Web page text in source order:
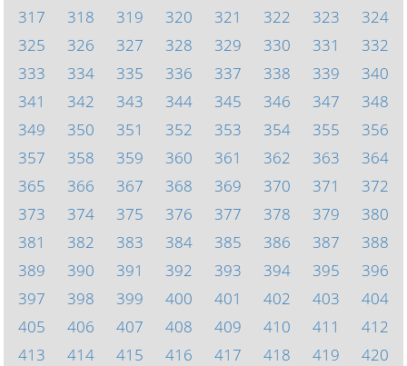
317
318 319 320 321 322 323
324
325
326 327 328 329 330 331
332
333
334 335 336 337 338 339
340
341
342 343 344 345 346 347
348
349
350 351 352 353 354 355
356
357
358 359 360 361 362 363
364
365
366 367 368 369 370 371
372
373
374 375 376 377 378 379
380
381
382 383 384 385 386 387
388
389
390 391 392 393 394 395
396
397
398 399 400 401 402 403
404
405
406 407 408 409 410 411
412
413
414 415 416 417 418 419
420